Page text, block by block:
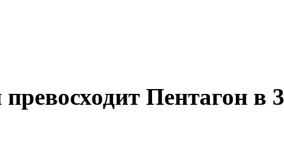
Пентагон в